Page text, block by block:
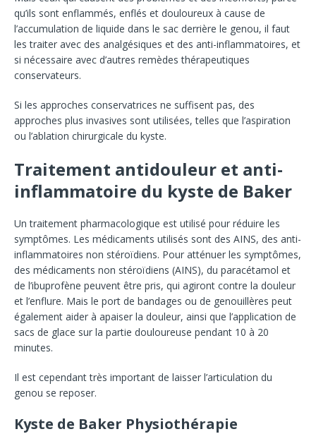
qu’ils sont enflammés, enflés et douloureux à cause de
l’accumulation de liquide dans le sac derrière le genou, il faut
les traiter avec des analgésiques et des anti-inflammatoires, et
si nécessaire avec d’autres remèdes thérapeutiques
conservateurs.
Si les approches conservatrices ne suffisent pas, des
approches plus invasives sont utilisées, telles que l’aspiration
ou l’ablation chirurgicale du kyste.
Traitement antidouleur et anti-
inflammatoire du kyste de Baker
Un traitement pharmacologique est utilisé pour réduire les
symptômes. Les médicaments utilisés sont des AINS, des anti-
inflammatoires non stéroïdiens. Pour atténuer les symptômes,
des médicaments non stéroïdiens (AINS), du paracétamol et
de l’ibuprofène peuvent être pris, qui agiront contre la douleur
et l’enflure. Mais le port de bandages ou de genouillères peut
également aider à apaiser la douleur, ainsi que l’application de
sacs de glace sur la partie douloureuse pendant 10 à 20
minutes.
Il est cependant très important de laisser l’articulation du
genou se reposer.
Kyste de Baker Physiothérapie